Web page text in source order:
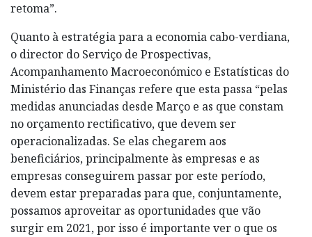
retoma”.
Quanto à estratégia pa­ra a economia cabo-verdiana,
o director do Serviço de Prospectivas,
Acompanhamento Macro­económico e Estatísticas do
Ministério das Finanças refere que esta passa “pelas
medidas anunciadas desde Março e as que constam
no orçamento rectificativo, que devem ser
operacionalizadas. Se elas chegarem aos
beneficiários, principalmente às empresas e as
empresas conseguirem passar por este período,
devem estar preparadas para que, conjuntamente,
possamos aproveitar as oportunidades que vão
surgir em 2021, por isso é importante ver o que os